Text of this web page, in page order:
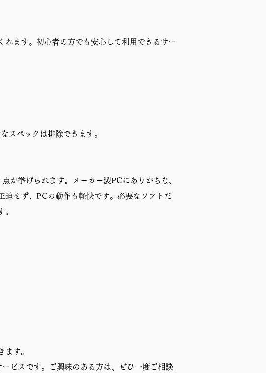
ます。初心者の方でも安心して利用できるサー
スペックは排除できます。
が挙げられます。メーカー製PCにありがちな、
迫せず、PCの動作も軽快です。必要なソフトだ
。
ます。
ビスです。ご興味のある方は、ぜひ一度ご相談